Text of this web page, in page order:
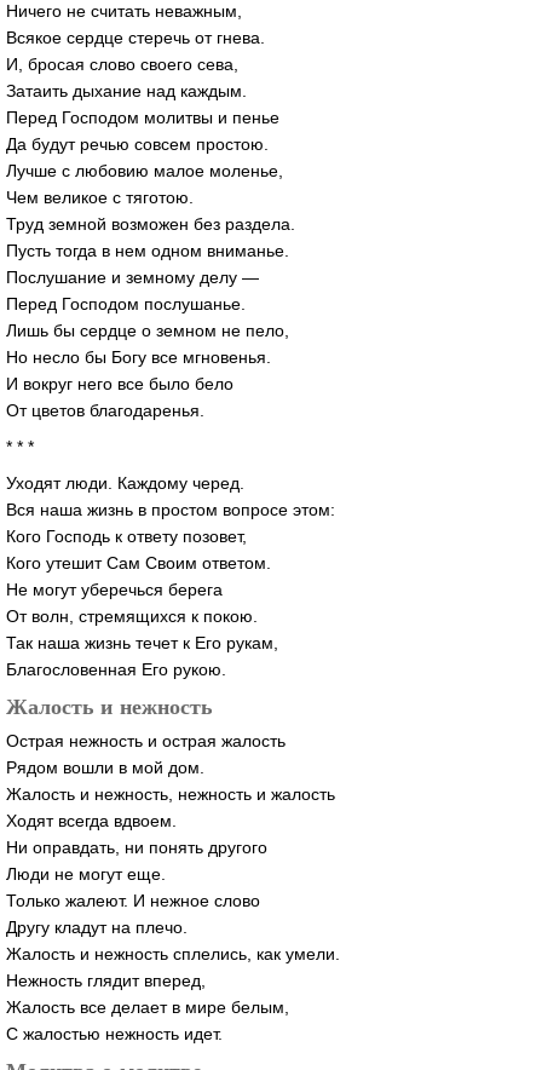
Ничего не считать неважным,
Всякое сердце стеречь от гнева.
И, бросая слово своего сева,
Затаить дыхание над каждым.
Перед Господом молитвы и пенье
Да будут речью совсем простою.
Лучше с любовию малое моленье,
Чем великое с тяготою.
Труд земной возможен без раздела.
Пусть тогда в нем одном вниманье.
Послушание и земному делу —
Перед Господом послушанье.
Лишь бы сердце о земном не пело,
Но несло бы Богу все мгновенья.
И вокруг него все было бело
От цветов благодаренья.
* * *
Уходят люди. Каждому черед.
Вся наша жизнь в простом вопросе этом:
Кого Господь к ответу позовет,
Кого утешит Сам Своим ответом.
Не могут уберечься берега
От волн, стремящихся к покою.
Так наша жизнь течет к Его рукам,
Благословенная Его рукою.
Жалость и нежность
Острая нежность и острая жалость
Рядом вошли в мой дом.
Жалость и нежность, нежность и жалость
Ходят всегда вдвоем.
Ни оправдать, ни понять другого
Люди не могут еще.
Только жалеют. И нежное слово
Другу кладут на плечо.
Жалость и нежность сплелись, как умели.
Нежность глядит вперед,
Жалость все делает в мире белым,
С жалостью нежность идет.